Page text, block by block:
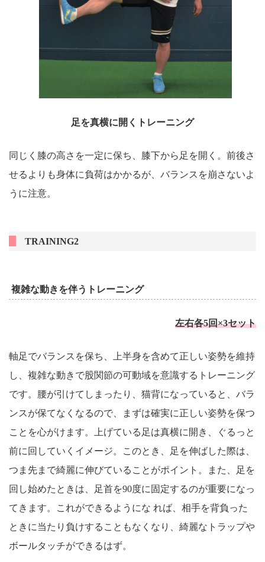
足を真横に開くトレーニング
同じく膝の高さを一定に保ち、膝下から足を開く。前後さ
せるよりも身体に負荷はかかるが、バランスを崩さないよ
うに注意。
TRAINING2
複雑な動きを伴うトレーニング
左右各5回×3セット
軸足でバランスを保ち、上半身を含めて正しい姿勢を維持
し、複雑な動きで股関節の可動域を意識するトレーニング
です。腰が引けてしまったり、猫背になっていると、バラ
ンスが保てなくなるので、まずは確実に正しい姿勢を保つ
ことを心がけます。上げている足は真横に開き、ぐるっと
前に回していくイメージ。このとき、足を伸ばした際は、
つま先まで綺麗に伸びていることがポイント。また、足を
回し始めたときは、足首を90度に固定するのが重要になっ
てきます。これができるようにな れば、相手を背負った
ときに当たり負けすることもなくなり、綺麗なトラップや
ボールタッチができるはず。